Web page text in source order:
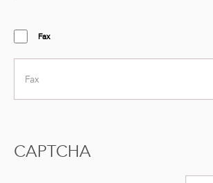
Fax
Fax
CAPTCHA